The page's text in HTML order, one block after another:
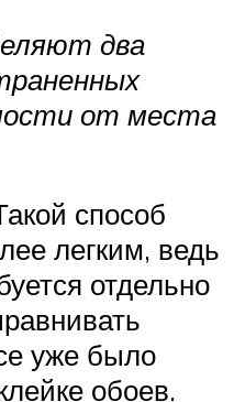
два
от места
способ
легким, ведь
отдельно
уже было
обоев.